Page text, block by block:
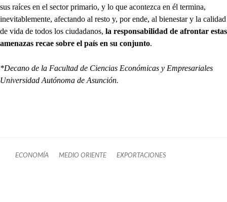
sus raíces en el sector primario, y lo que acontezca en él termina,
inevitablemente, afectando al resto y, por ende, al bienestar y la calidad
de vida de todos los ciudadanos, la responsabilidad de afrontar estas
amenazas recae sobre el país en su conjunto.
*Decano de la Facultad de Ciencias Económicas y Empresariales
Universidad Autónoma de Asunción.
ECONOMÍA MEDIO ORIENTE EXPORTACIONES